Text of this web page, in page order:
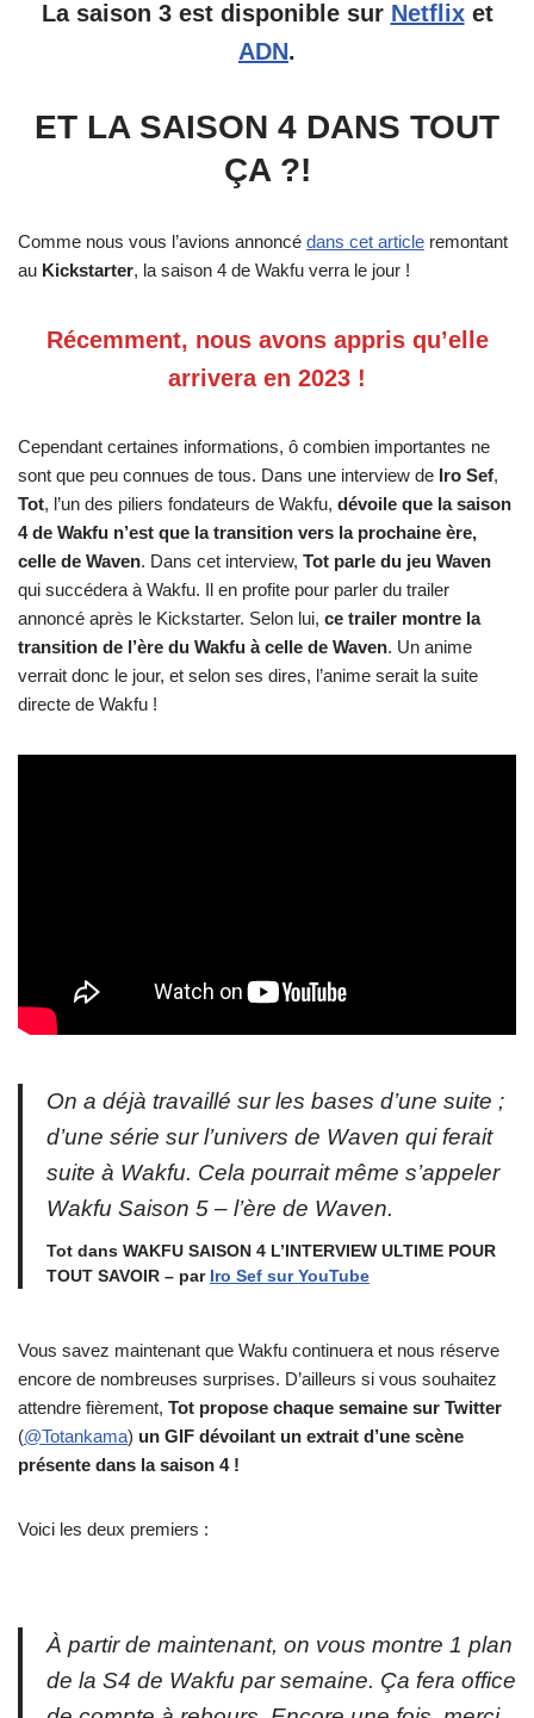
La saison 3 est disponible sur Netflix et
ADN.
ET LA SAISON 4 DANS TOUT
ÇA ?!
Comme nous vous l’avions annoncé dans cet article remontant
au Kickstarter, la saison 4 de Wakfu verra le jour !
Récemment, nous avons appris qu’elle
arrivera en 2023 !
Cependant certaines informations, ô combien importantes ne
sont que peu connues de tous. Dans une interview de Iro Sef,
Tot, l’un des piliers fondateurs de Wakfu, dévoile que la saison
4 de Wakfu n’est que la transition vers la prochaine ère,
celle de Waven. Dans cet interview, Tot parle du jeu Waven
qui succédera à Wakfu. Il en profite pour parler du trailer
annoncé après le Kickstarter. Selon lui, ce trailer montre la
transition de l’ère du Wakfu à celle de Waven. Un anime
verrait donc le jour, et selon ses dires, l’anime serait la suite
directe de Wakfu !
On a déjà travaillé sur les bases d’une suite ;
d’une série sur l’univers de Waven qui ferait
suite à Wakfu. Cela pourrait même s’appeler
Wakfu Saison 5 – l’ère de Waven.
Tot dans WAKFU SAISON 4 L’INTERVIEW ULTIME POUR
TOUT SAVOIR – par Iro Sef sur YouTube
Vous savez maintenant que Wakfu continuera et nous réserve
encore de nombreuses surprises. D’ailleurs si vous souhaitez
attendre fièrement, Tot propose chaque semaine sur Twitter
(@Totankama) un GIF dévoilant un extrait d’une scène
présente dans la saison 4 !
Voici les deux premiers :
À partir de maintenant, on vous montre 1 plan
de la S4 de Wakfu par semaine. Ça fera office